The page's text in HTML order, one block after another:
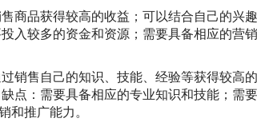
商品获得较高的收益；可以结合自己的兴
入较多的资金和资源；需要具备相应的营
销售自己的知识、技能、经验等获得较高
点：需要具备相应的专业知识和技能；需
和推广能力。